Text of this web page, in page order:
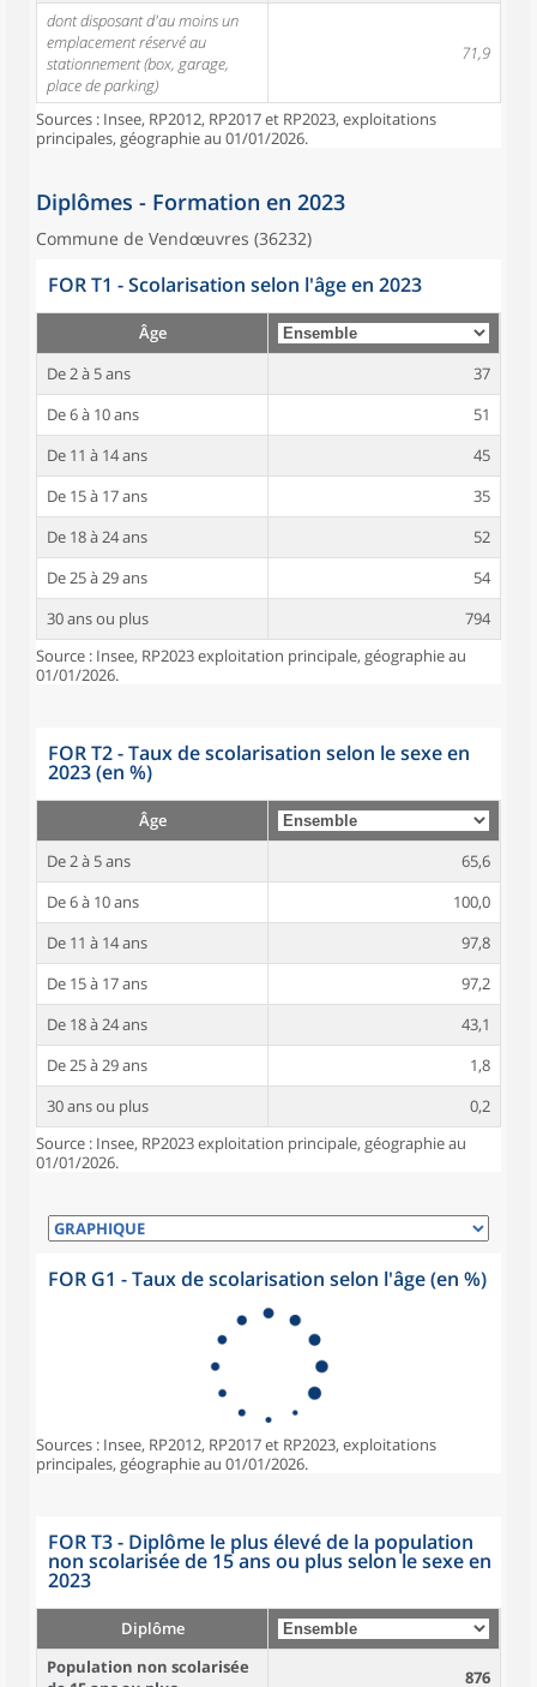
dont disposant d'au moins un
emplacement réservé au
stationnement (box, garage,
place de parking)
71,9
Sources : Insee, RP2012, RP2017 et RP2023, exploitations
principales, géographie au 01/01/2026.
Diplômes - Formation en 2023
Commune de Vendœuvres (36232)
FOR T1 - Scolarisation selon l'âge en 2023
Âge
De 2 à 5 ans
37
De 6 à 10 ans
51
De 11 à 14 ans
45
De 15 à 17 ans
35
De 18 à 24 ans
52
De 25 à 29 ans
54
30 ans ou plus
794
Source : Insee, RP2023 exploitation principale, géographie au
01/01/2026.
FOR T2 - Taux de scolarisation selon le sexe en
2023 (en %)
Âge
De 2 à 5 ans
65,6
De 6 à 10 ans
100,0
De 11 à 14 ans
97,8
De 15 à 17 ans
97,2
De 18 à 24 ans
43,1
De 25 à 29 ans
1,8
30 ans ou plus
0,2
Source : Insee, RP2023 exploitation principale, géographie au
01/01/2026.
FOR G1 - Taux de scolarisation selon l'âge (en %)
Sources : Insee, RP2012, RP2017 et RP2023, exploitations
principales, géographie au 01/01/2026.
FOR T3 - Diplôme le plus élevé de la population
non scolarisée de 15 ans ou plus selon le sexe en
2023
Diplôme
Population non scolarisée
876